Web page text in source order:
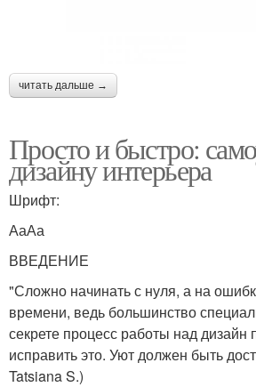
читать дальше →
Просто и быстро:
дизайну интерьера
Шрифт:
АаАа
ВВЕДЕНИЕ
"Сложно начинать с нуля, а на
времени, ведь большинство
секрете процесс работы над
исправить это. Уют должен быть
Tatsiana S.)